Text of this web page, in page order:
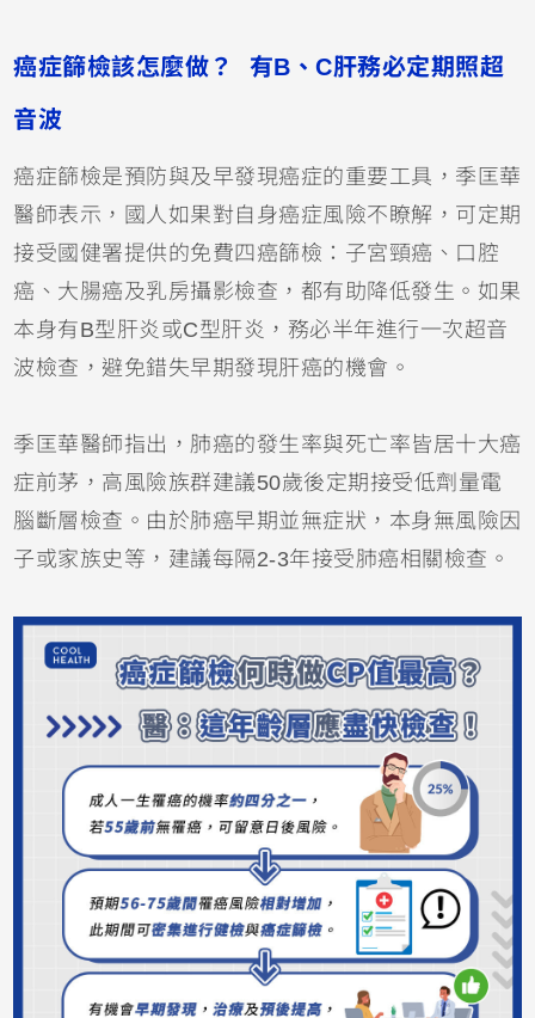
癌症篩檢該怎麼做？ 有B、C肝務必定期照超
音波
癌症篩檢是預防與及早發現癌症的重要工具，季匡華
醫師表示，國人如果對自身癌症風險不瞭解，可定期
接受國健署提供的免費四癌篩檢：子宮頸癌、口腔
癌、大腸癌及乳房攝影檢查，都有助降低發生。如果
本身有B型肝炎或C型肝炎，務必半年進行一次超音
波檢查，避免錯失早期發現肝癌的機會。
季匡華醫師指出，肺癌的發生率與死亡率皆居十大癌
症前茅，高風險族群建議50歲後定期接受低劑量電
腦斷層檢查。由於肺癌早期並無症狀，本身無風險因
子或家族史等，建議每隔2-3年接受肺癌相關檢查。